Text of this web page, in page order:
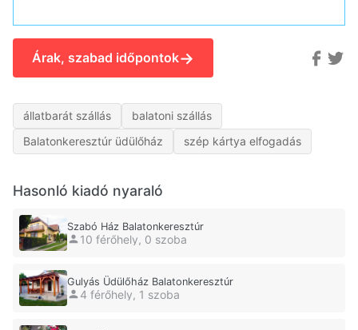
Árak, szabad időpontok→
állatbarát szállás
balatoni szállás
Balatonkeresztúr üdülőház
szép kártya elfogadás
Hasonló kiadó nyaraló
Szabó Ház Balatonkeresztúr
10 férőhely, 0 szoba
Gulyás Üdülőház Balatonkeresztúr
4 férőhely, 1 szoba